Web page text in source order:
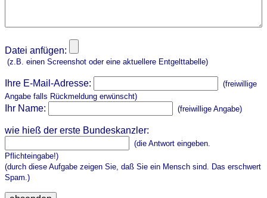
Datei anfügen:
(z.B. einen Screenshot oder eine aktuellere Entgelttabelle)
Ihre E-Mail-Adresse:
(freiwillige
Angabe falls Rückmeldung erwünscht)
Ihr Name: (freiwillige Angabe)
wie hieß der erste Bundeskanzler:
(die Antwort eingeben.
Pflichteingabe!)
(durch diese Aufgabe zeigen Sie, daß Sie ein Mensch sind. Das erschwert
Spam.)